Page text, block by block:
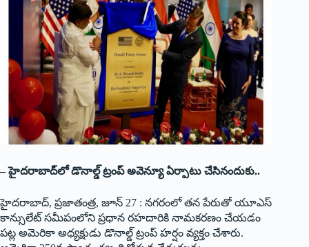
– హైదరాబాద్‌లో డొనాల్డ్ ‌ట్రంప్‌ అవెన్యూ ఏర్పాటు చేసినందుకు..
హైదరాబాద్, ప్రజాతంత్ర, జూన్ 27 : నగరంలో తన పేరుతో యూఎస్
కాన్సులేట్ సమీపంలోని ప్రధాన రహదారికి నామకరణం చేయడం
పట్ల అమెరికా అధ్యక్షుడు డొనాల్డ్ ట్రంప్ హర్షం వ్యక్తం చేశారు.